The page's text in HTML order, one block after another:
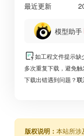
最近更新
模型助手
如工程文件提示缺
多次重复下载，避免触
下载出错遇到问题？联
版权说明： 本站所涉